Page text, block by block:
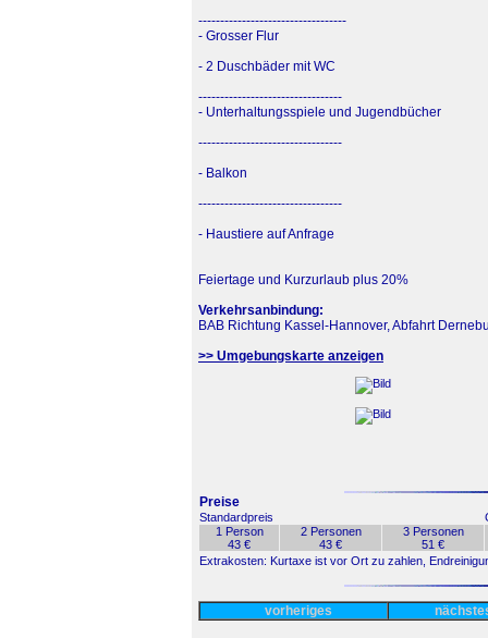
----------------------------------
- Grosser Flur
- 2 Duschbäder mit WC
---------------------------------
- Unterhaltungsspiele und Jugendbücher
---------------------------------
- Balkon
---------------------------------
- Haustiere auf Anfrage
Feiertage und Kurzurlaub plus 20%
Verkehrsanbindung:
BAB Richtung Kassel-Hannover, Abfahrt
>> Umgebungskarte anzeigen
Preise
Standardpreis
1 Person
43 €
2 Personen
43 €
3 Personen
51 €
Extrakosten: Kurtaxe ist vor Ort zu zahlen,
vorheriges